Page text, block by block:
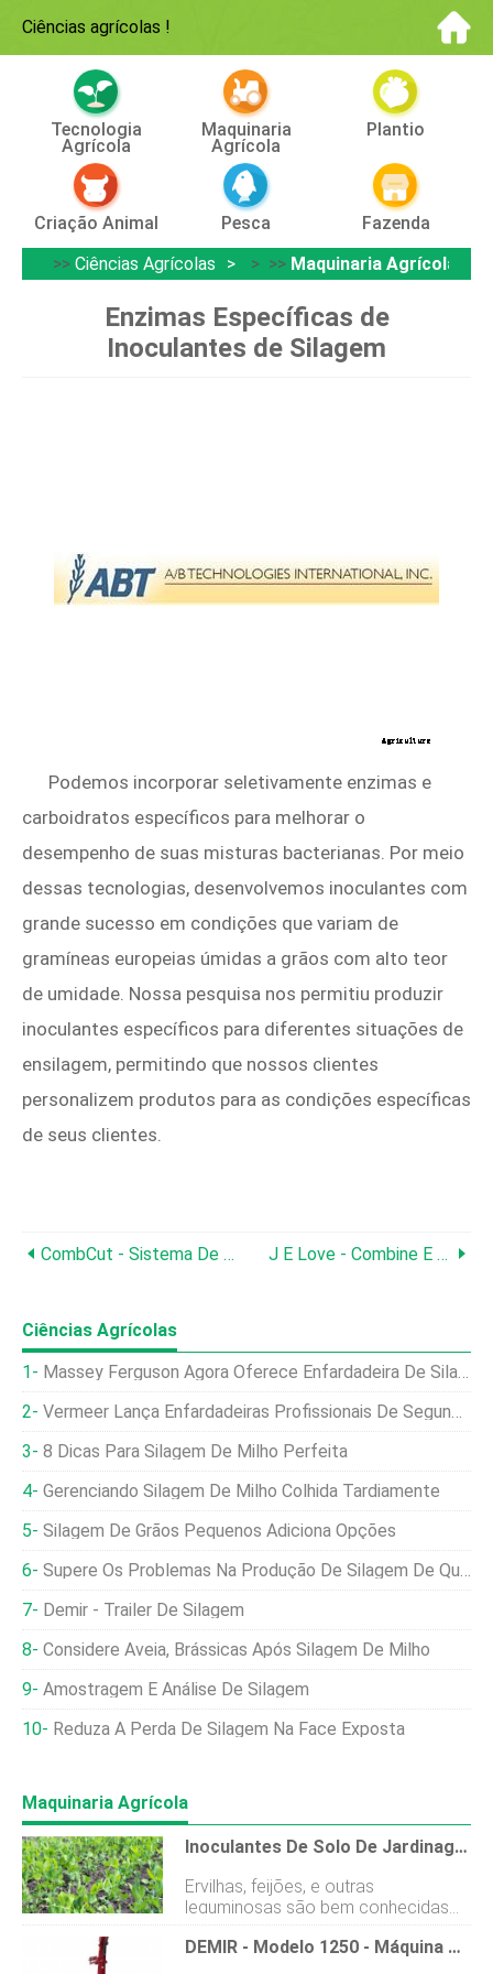
Ciências agrícolas !
Tecnologia
Agrícola
Maquinaria
Agrícola
Plantio
Criação Animal Pesca
Fazenda
>> Ciências Agrícolas > >> Maquinaria Agrícola
Enzimas Específicas de
Inoculantes de Silagem
Podemos incorporar seletivamente enzimas e
carboidratos específicos para melhorar o
desempenho de suas misturas bacterianas. Por meio
dessas tecnologias, desenvolvemos inoculantes com
grande sucesso em condições que variam de
gramíneas europeias úmidas a grãos com alto teor
de umidade. Nossa pesquisa nos permitiu produzir
inoculantes específicos para diferentes situações de
ensilagem, permitindo que nossos clientes
personalizem produtos para as condições específicas
de seus clientes.
CombCut - Sistema De Manejo De Ervas Daninhas J E Love - Combine E Swather Pick-Up Reels
Ciências Agrícolas
Massey Ferguson Agora Oferece Enfardadeira De Silagem
Vermeer Lança Enfardadeiras Profissionais De Segunda Geração Para Silagem Intensa
8 Dicas Para Silagem De Milho Perfeita
Gerenciando Silagem De Milho Colhida Tardiamente
Silagem De Grãos Pequenos Adiciona Opções
Supere Os Problemas Na Produção De Silagem De Qualidade
Demir - Trailer De Silagem
Considere Aveia, Brássicas Após Silagem De Milho
Amostragem E Análise De Silagem
Reduza A Perda De Silagem Na Face Exposta
Maquinaria Agrícola
Inoculantes De Solo De Jardinagem Orgânicos - Benefícios Do Uso De Um Inoculante De Leguminosa
Ervilhas, feijões, e outras
leguminosas são bem conhecidas
por ajudar a fixar o nitrogênio no
solo. Isso não apenas ajuda as
DEMIR - Modelo 1250 - Máquina Picadora Independente De Linha De Silagem De Milho Milho